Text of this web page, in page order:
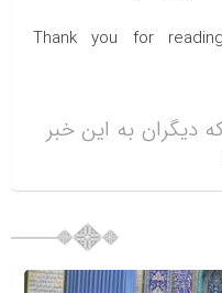
Thank you for
دیگران به این خبر